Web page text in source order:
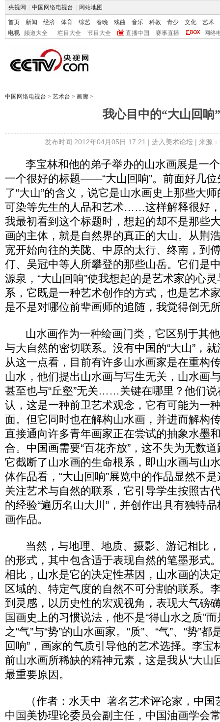
央视网 中国网络电视台 网站地图
首页 新闻 经济 体育 综艺 春晚 戏曲 音乐 科教 青少 文化
艺术
电视
频道大全 栏目大全 节目大全 直播中国 赛事直播 网络
中国网络电视台 > 艺术台 > 画廊 >
我心目中的“大山回响”
发布时间:2012年04月05日 17:21 | 进入美术论坛| 来源
李宝林和他的弟子举办的山水画展是一个
一个很好的标题——“大山回响”。前面好几
了“大山”的含义，说它是山水画史上那些大
可染等先生的人品和艺术……这样解释很好
我最初看到这个标题时，想起的却不是那些
画的主体，就是自然界的真正的大山。从荆
宽开始向往的关陇、中原的太行、终南，到
仃、吴冠中等人所攀登的那些山岳。它们是
源泉，“大山回响”使我想起的是艺术家的心
系，它既是一种艺术创作的方式，也是艺术
是不是对哪位前辈画师的追随，我觉得倒无
山水画作为一种绘画门类，它区别于其他
与大自然的密切联系。没有中国的“大山”，
从这一点看，目前有许多山水画家是在重构
山水，他们提出山水画与写生无关，山水画
甚至也与“丘壑”无关……关键在哪里？他们说
认，这是一种前卫艺术观念，它有可能为一
面。但它同时也在解构山水画，并进而解构
直接通向许多青年画家正在尝试的抽象水墨
合。中国画需要“百花齐放”，这不失为无数
它截断了山水画的生命根系，即山水画与山
体作品看，“大山回响”展览中的作品显然不
关注艺术与自然的联系，它引导学生按照古
的经验“遍历名山大川”，并创作出具有独特
画作品。
当然，与地理、地质、摄影、游记相比，
的形式，其中包含适于表现自然的笔墨形式
相比，山水是它的决定性基因，山水画的决
区域的、特定气度的自然不可分割的联系。
到灵感，以历史性的宏观视角，表现大气磅
国画史上的习惯说法，他不是“得山水之质”
之“气”与“势”的山水画家。“质”、“气”、“势”
回响”，画家的气质引导他的艺术选择。李宝
前山水画所稀缺的精神元素，这是我从“大山
最重要原因。
（作者：水天中 著名艺术评论家，中国
中国美协理论委员会副主任，中国油画学会